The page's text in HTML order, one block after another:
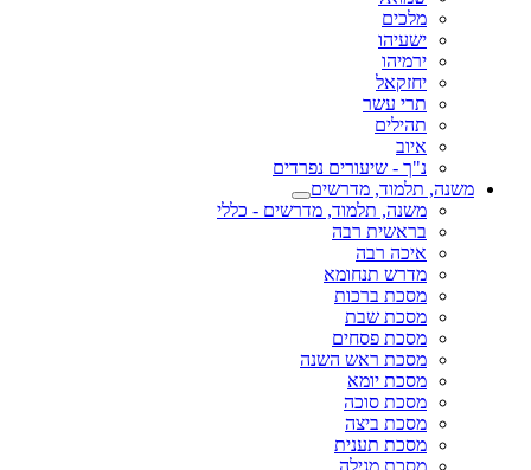
מלכים
ישעיהו
ירמיהו
יחזקאל
תרי עשר
תהילים
איוב
נ"ך - שיעורים נפרדים
משנה, תלמוד, מדרשים
משנה, תלמוד, מדרשים - כללי
בראשית רבה
איכה רבה
מדרש תנחומא
מסכת ברכות
מסכת שבת
מסכת פסחים
מסכת ראש השנה
מסכת יומא
מסכת סוכה
מסכת ביצה
מסכת תענית